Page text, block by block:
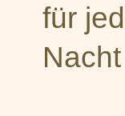
für